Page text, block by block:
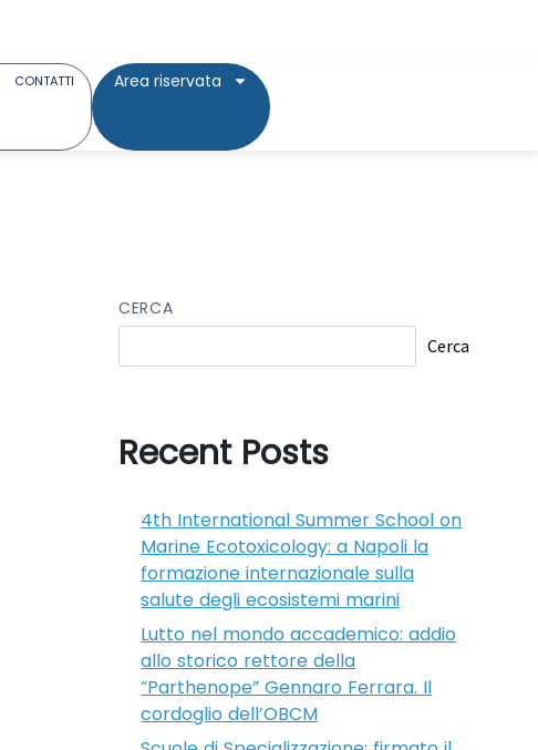
CONTATTI Area riservata
CERCA
Cerca
Recent Posts
4th International Summer School on
Marine Ecotoxicology: a Napoli la
formazione internazionale sulla
salute degli ecosistemi marini
Lutto nel mondo accademico: addio
allo storico rettore della
“Parthenope” Gennaro Ferrara. Il
cordoglio dell’OBCM